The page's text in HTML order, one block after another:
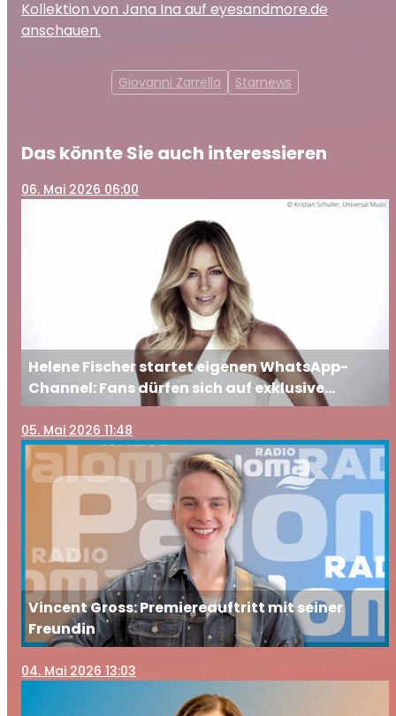
Kollektion von Jana Ina auf eyesandmore.de
anschauen.
Giovanni Zarrella Starnews
Das könnte Sie auch interessieren
06. Mai 2026 06:00
Helene Fischer startet eigenen WhatsApp-
Channel: Fans dürfen sich auf exklusive
Einblicke freuen
05. Mai 2026 11:48
Vincent Gross: Premiereauftritt mit seiner
Freundin
04. Mai 2026 13:03